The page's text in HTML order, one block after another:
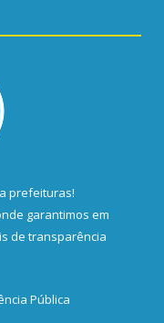
prefeituras!
garantimos em
de transparência
Pública